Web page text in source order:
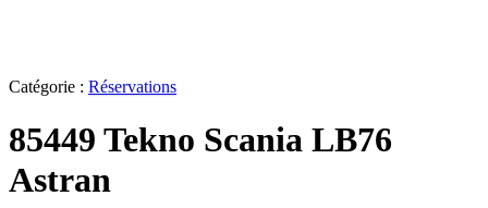
Catégorie : Réservations
85449 Tekno Scania LB76
Astran